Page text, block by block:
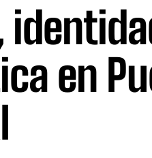
en